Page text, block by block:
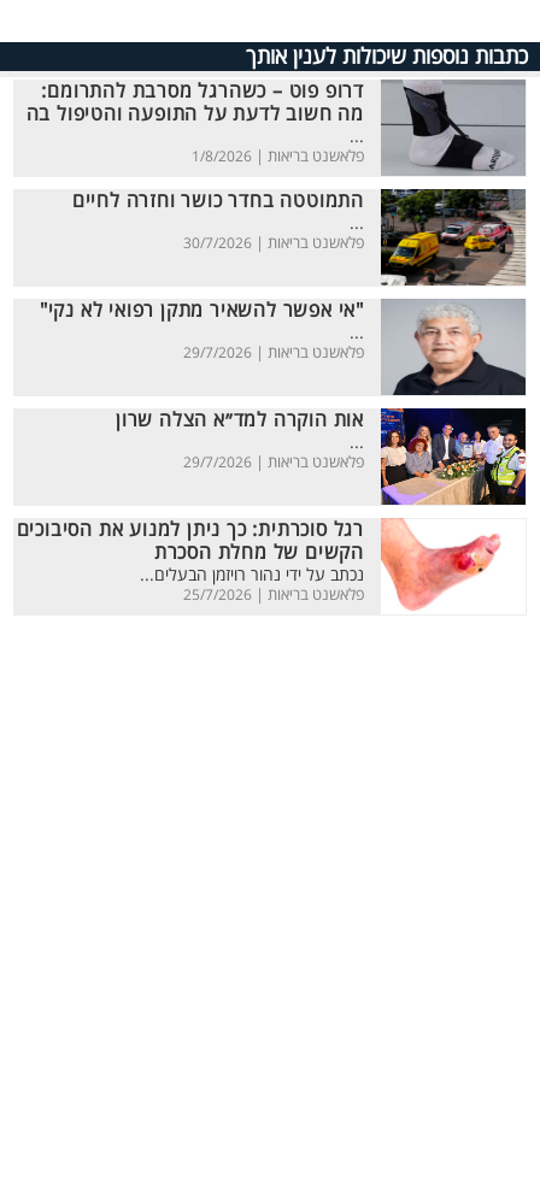
כתבות נוספות שיכולות לענין אותך
דרופ פוט – כשהרגל מסרבת להתרומם:
מה חשוב לדעת על התופעה והטיפול בה
...
פלאשנט בריאות | 1/8/2026
התמוטטה בחדר כושר וחזרה לחיים
...
פלאשנט בריאות | 30/7/2026
"אי אפשר להשאיר מתקן רפואי לא נקי"
...
פלאשנט בריאות | 29/7/2026
אות הוקרה למד״א הצלה שרון
...
פלאשנט בריאות | 29/7/2026
רגל סוכרתית: כך ניתן למנוע את הסיבוכים
הקשים של מחלת הסכרת
נכתב על ידי נהור רויזמן הבעלים...
פלאשנט בריאות | 25/7/2026